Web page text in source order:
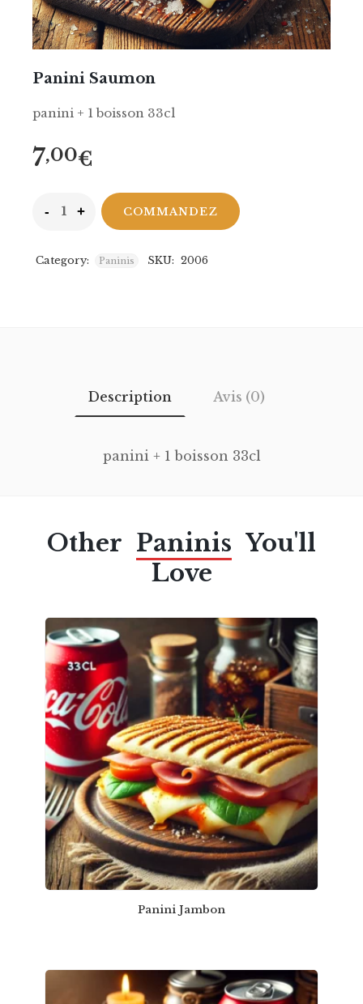
Panini Saumon
panini + 1 boisson 33cl
7,00€
COMMANDEZ
Category: Paninis SKU: 2006
Description Avis (0)
panini + 1 boisson 33cl
Other Paninis You'll
Love
Panini Jambon